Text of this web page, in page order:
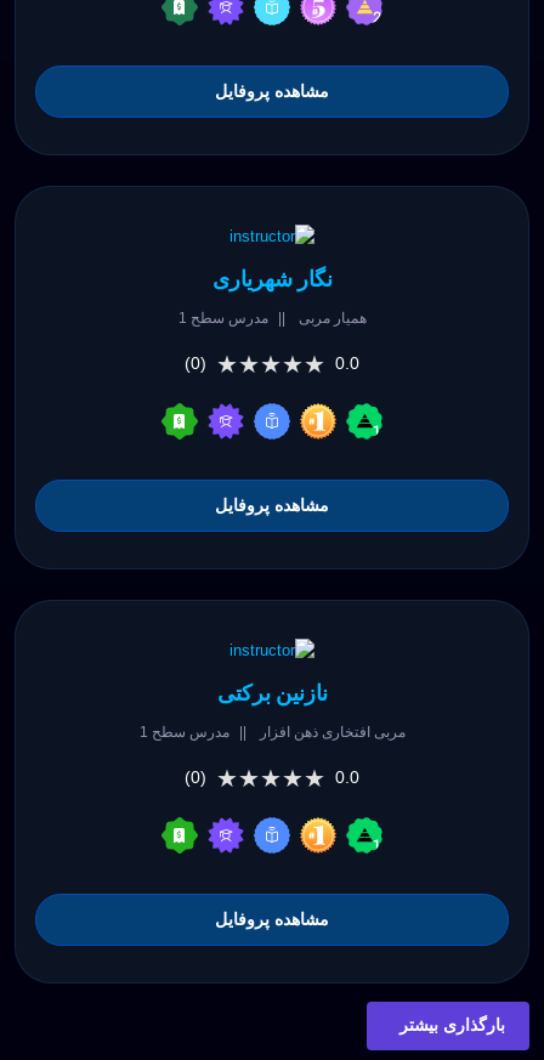
مشاهده پروفایل
نگار شهریاری
همیار مربی || مدرس سطح 1
0.0
★★★★★
★★★★★
(0)
مشاهده پروفایل
نازنین برکتی
مربی افتخاری ذهن افزار || مدرس سطح 1
0.0
★★★★★
★★★★★
(0)
مشاهده پروفایل
بارگذاری بیشتر